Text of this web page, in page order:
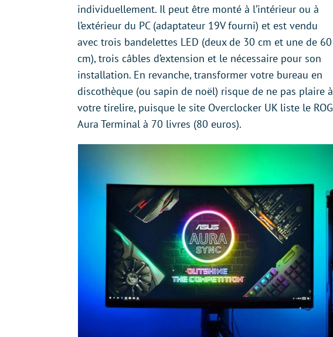
individuellement. Il peut être monté à l’intérieur ou à
l’extérieur du PC (adaptateur 19V fourni) et est vendu
avec trois bandelettes LED (deux de 30 cm et une de 60
cm), trois câbles d’extension et le nécessaire pour son
installation. En revanche, transformer votre bureau en
discothèque (ou sapin de noël) risque de ne pas plaire à
votre tirelire, puisque le site Overclocker UK liste le ROG
Aura Terminal à 70 livres (80 euros).